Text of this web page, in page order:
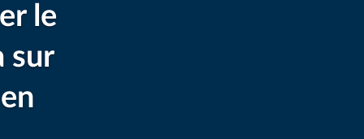
Urbanistik, nos notes de veille
le
sur